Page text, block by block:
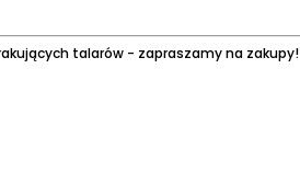
talarów - zapraszamy na zakupy!